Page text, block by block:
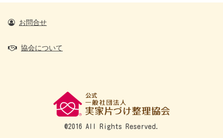
お問合せ
協会について
@2016 All Rights Reserved.